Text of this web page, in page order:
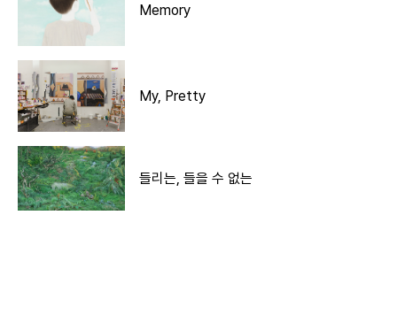
Memory
My, Pretty
들리는, 들을 수 없는